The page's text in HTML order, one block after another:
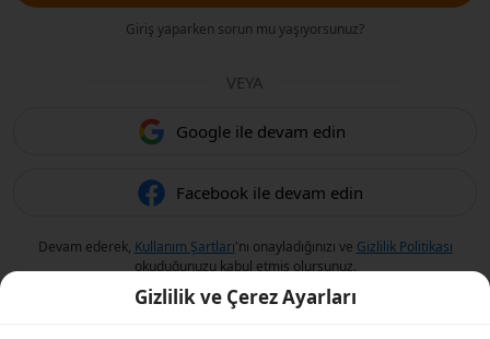
Giriş yaparken sorun mu yaşıyorsunuz?
VEYA
Google ile devam edin
Facebook ile devam edin
Devam ederek, Kullanım Şartları'nı onayladığınızı ve Gizlilik Politikası
okuduğunuzu kabul etmiş olursunuz.
Gizlilik ve Çerez Ayarları